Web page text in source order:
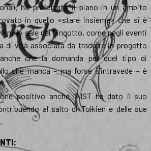
ha proiettato il piano in un ambito
in quello «stare insieme» che si è
nelle sale del Lingotto, come negli eventi
di vita associata da tradurre in progetto
che la domanda per quel tipo di
che manca – ma forse s’intravede – è
positivo anche l’AIST ha dato il suo
al salto di Tolkien e delle sue